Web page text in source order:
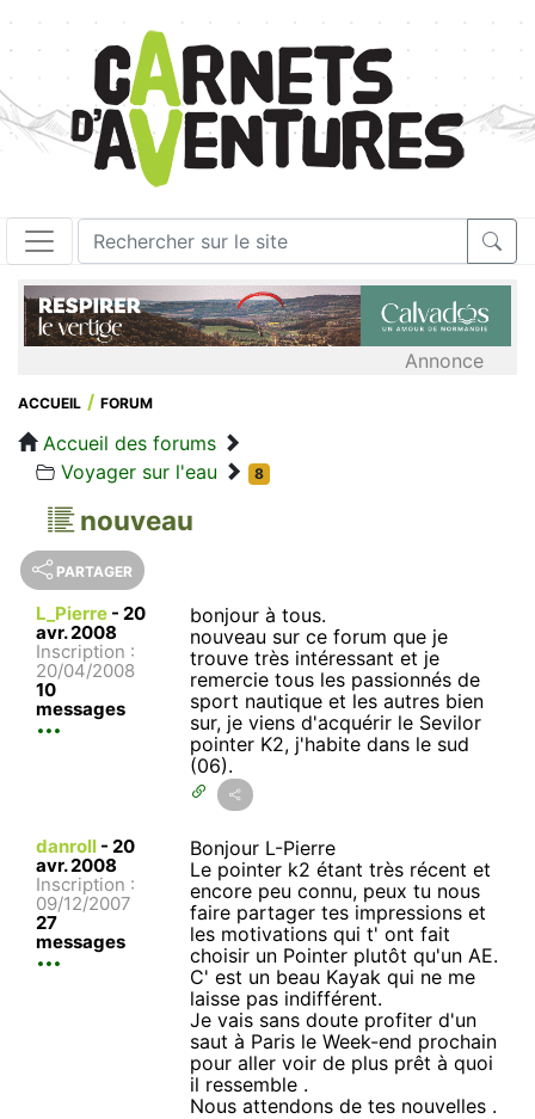
Annonce
ACCUEIL FORUM
Accueil des forums
Voyager sur l'eau
8
nouveau
PARTAGER
L_Pierre - 20
avr. 2008
Inscription :
20/04/2008
10
messages
bonjour à tous.
nouveau sur ce forum que je
trouve très intéressant et je
remercie tous les passionnés de
sport nautique et les autres bien
sur, je viens d'acquérir le Sevilor
pointer K2, j'habite dans le sud
(06).
danroll - 20
avr. 2008
Inscription :
09/12/2007
27
messages
Bonjour L-Pierre
Le pointer k2 étant très récent et
encore peu connu, peux tu nous
faire partager tes impressions et
les motivations qui t' ont fait
choisir un Pointer plutôt qu'un AE.
C' est un beau Kayak qui ne me
laisse pas indifférent.
Je vais sans doute profiter d'un
saut à Paris le Week-end prochain
pour aller voir de plus prêt à quoi
il ressemble .
Nous attendons de tes nouvelles .